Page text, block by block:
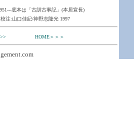
底本は「古訓古事記」(本居宣長)
注:山口佳紀/神野志隆光 1997
HOME＞＞＞